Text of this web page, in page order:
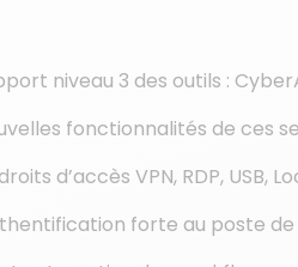
niveau 3 des outils :
fonctionnalités de ces
d’accès VPN, RDP, USB,
forte au poste